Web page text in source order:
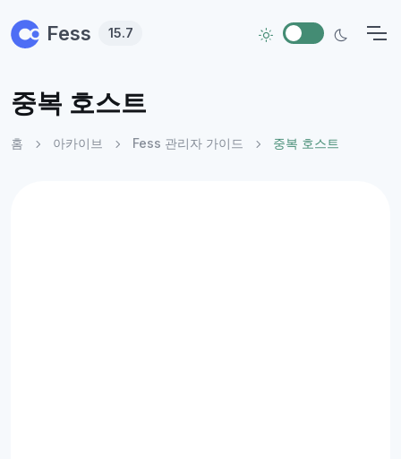
Fess 15.7
중복 호스트
홈 아카이브 Fess 관리자 가이드 중복 호스트